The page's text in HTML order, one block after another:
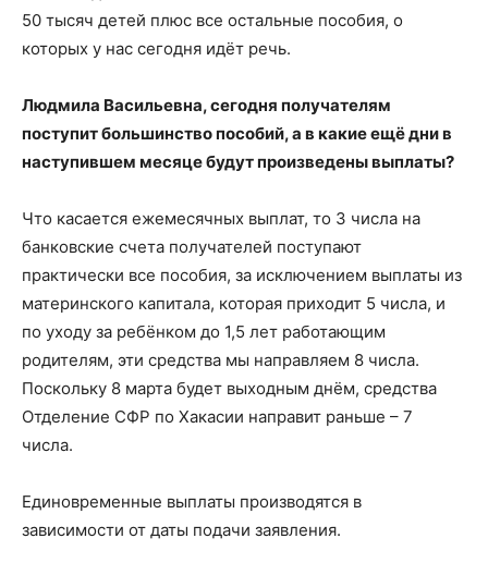
50 тысяч детей плюс все остальные пособия, о
которых у нас сегодня идёт речь.
Людмила Васильевна, сегодня получателям
поступит большинство пособий, а в какие ещё дни в
наступившем месяце будут произведены выплаты?
Что касается ежемесячных выплат, то 3 числа на
банковские счета получателей поступают
практически все пособия, за исключением выплаты из
материнского капитала, которая приходит 5 числа, и
по уходу за ребёнком до 1,5 лет работающим
родителям, эти средства мы направляем 8 числа.
Поскольку 8 марта будет выходным днём, средства
Отделение СФР по Хакасии направит раньше – 7
числа.
Единовременные выплаты производятся в
зависимости от даты подачи заявления.